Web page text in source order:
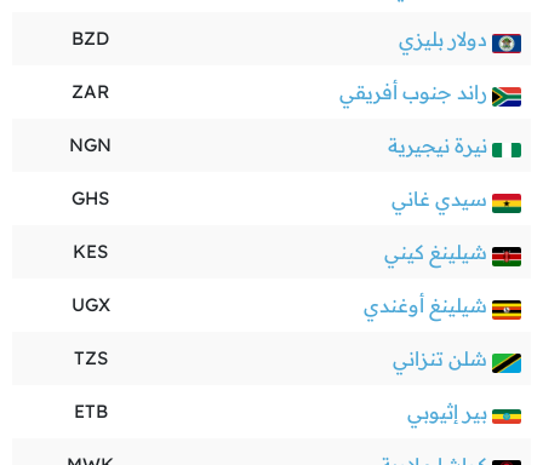
دولار بليزي BZD
راند جنوب أفريقي ZAR
نيرة نيجيرية NGN
سيدي غاني GHS
شيلينغ كيني KES
شيلينغ أوغندي UGX
شلن تنزاني TZS
بير إثيوبي ETB